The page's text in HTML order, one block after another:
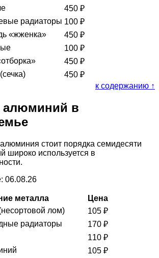
450 ₽
радиаторы 100 ₽
«жженка»
450 ₽
100 ₽
450 ₽
450 ₽
к содержанию ↑
алюминий в
стоит порядка семидесяти
широко используется в
06.08.26
металла
Цена
лом)
105 ₽
радиаторы
170 ₽
110 ₽
105 ₽